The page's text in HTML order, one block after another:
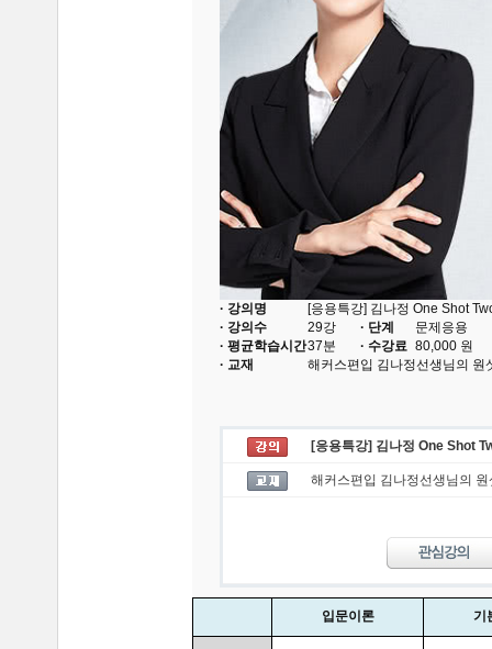
· 강의명
[응용특강] 김나정 One Shot
· 강의수
29강 · 단계
문제응용
· 평균학습시간37분 · 수강료 80,000 원
· 교재
해커스편입 김나정선생님의 원
[응용특강] 김나정 One Shot
해커스편입 김나정선생님의
입문이론 기